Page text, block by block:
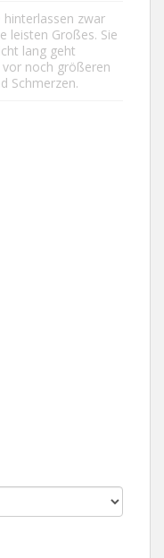
hinterlassen zwar
leisten Großes. Sie
lang geht
noch größeren
Schmerzen.